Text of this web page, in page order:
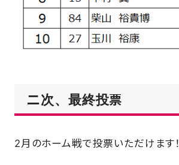
二次、最終投票
2月のホーム戦で投票いただけます！